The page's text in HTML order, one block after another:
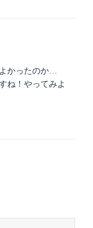
かったのか…
ね！やってみよ